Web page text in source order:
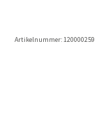
Artikelnummer:120000259